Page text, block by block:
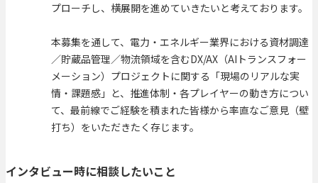
プローチし、横展開を進めていきたいと考えております。
本募集を通して、電力・エネルギー業界における資材調達
／貯蔵品管理／物流領域を含むDX/AX（AIトランスフォー
メーション）プロジェクトに関する「現場のリアルな実
情・課題感」と、推進体制・各プレイヤーの動き方につい
て、最前線でご経験を積まれた皆様から率直なご意見（壁
打ち）をいただきたく存じます。
インタビュー時に相談したいこと